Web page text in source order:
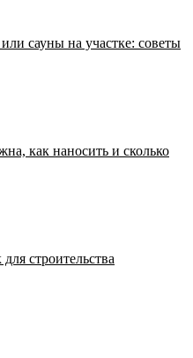
сауны на участке: советы
как наносить и сколько
строительства